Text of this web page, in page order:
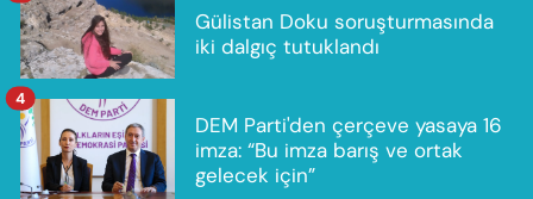
Gülistan Doku soruşturmasında
iki dalgıç tutuklandı
DEM Parti'den çerçeve yasaya 16
imza: “Bu imza barış ve ortak
gelecek için”
4